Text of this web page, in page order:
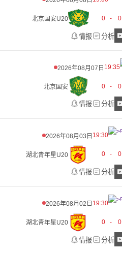
北京国安U20 0 - 0
情报 分析
2026年08月07日 19:35
北京国安 0 - 0
情报 分析
2026年08月03日 19:30
湖北青年星U20 0 - 0
情报 分析
2026年08月02日 19:30
湖北青年星U20 0 - 0
情报 分析